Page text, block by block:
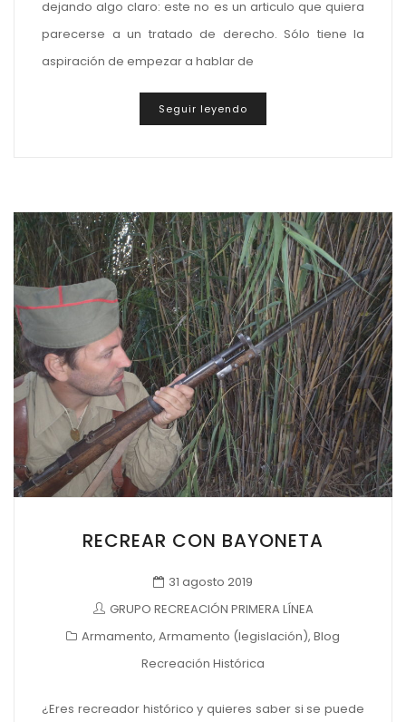
dejando algo claro: este no es un articulo que quiera
parecerse a un tratado de derecho. Sólo tiene la
aspiración de empezar a hablar de
Seguir leyendo
RECREAR CON BAYONETA
31 agosto 2019
GRUPO RECREACIÓN PRIMERA LÍNEA
Armamento, Armamento (legislación), Blog
Recreación Histórica
¿Eres recreador histórico y quieres saber si se puede